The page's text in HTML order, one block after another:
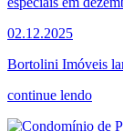
02.12.2025
Bortolini Imóveis
continue lendo